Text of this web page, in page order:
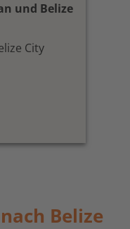
und Belize
City
Belize